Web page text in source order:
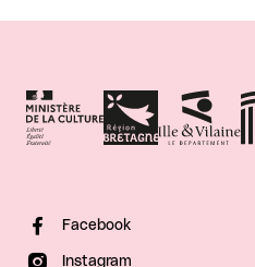
Facebook
Instagram